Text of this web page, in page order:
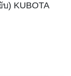
) KUBOTA